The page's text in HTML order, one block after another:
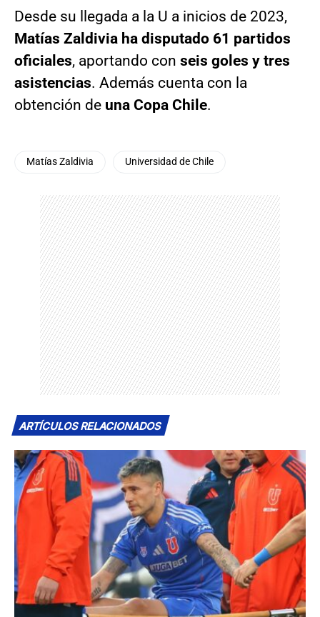
Desde su llegada a la U a inicios de 2023,
Matías Zaldivia ha disputado 61 partidos
oficiales, aportando con seis goles y tres
asistencias. Además cuenta con la
obtención de una Copa Chile.
Matías Zaldivia Universidad de Chile
ARTÍCULOS RELACIONADOS